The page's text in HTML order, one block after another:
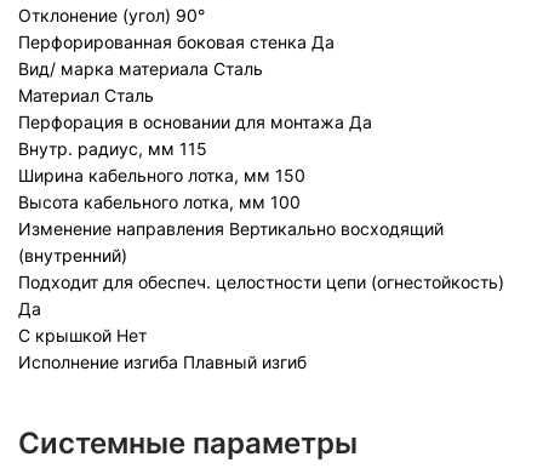
Отклонение (угол) 90°
Перфорированная боковая стенка Да
Вид/ марка материала Сталь
Материал Сталь
Перфорация в основании для монтажа Да
Внутр. радиус, мм 115
Ширина кабельного лотка, мм 150
Высота кабельного лотка, мм 100
Изменение направления Вертикально восходящий
(внутренний)
Подходит для обеспеч. целостности цепи (огнестойкость)
Да
С крышкой Нет
Исполнение изгиба Плавный изгиб
Системные параметры